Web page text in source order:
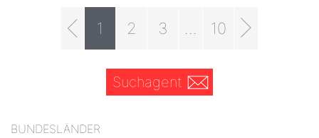
1 2 3 10
Suchagent
BUNDESLÄNDER